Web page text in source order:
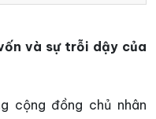
và sự trỗi dậy của
cộng đồng chủ nhân